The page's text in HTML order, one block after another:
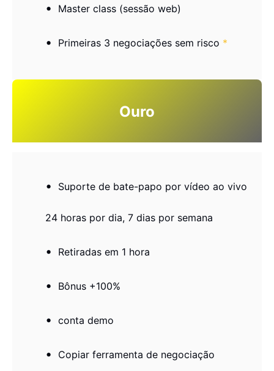
Master class (sessão web)
Primeiras 3 negociações sem risco *
Ouro
Suporte de bate-papo por vídeo ao vivo
24 horas por dia, 7 dias por semana
Retiradas em 1 hora
Bônus +100%
conta demo
Copiar ferramenta de negociação